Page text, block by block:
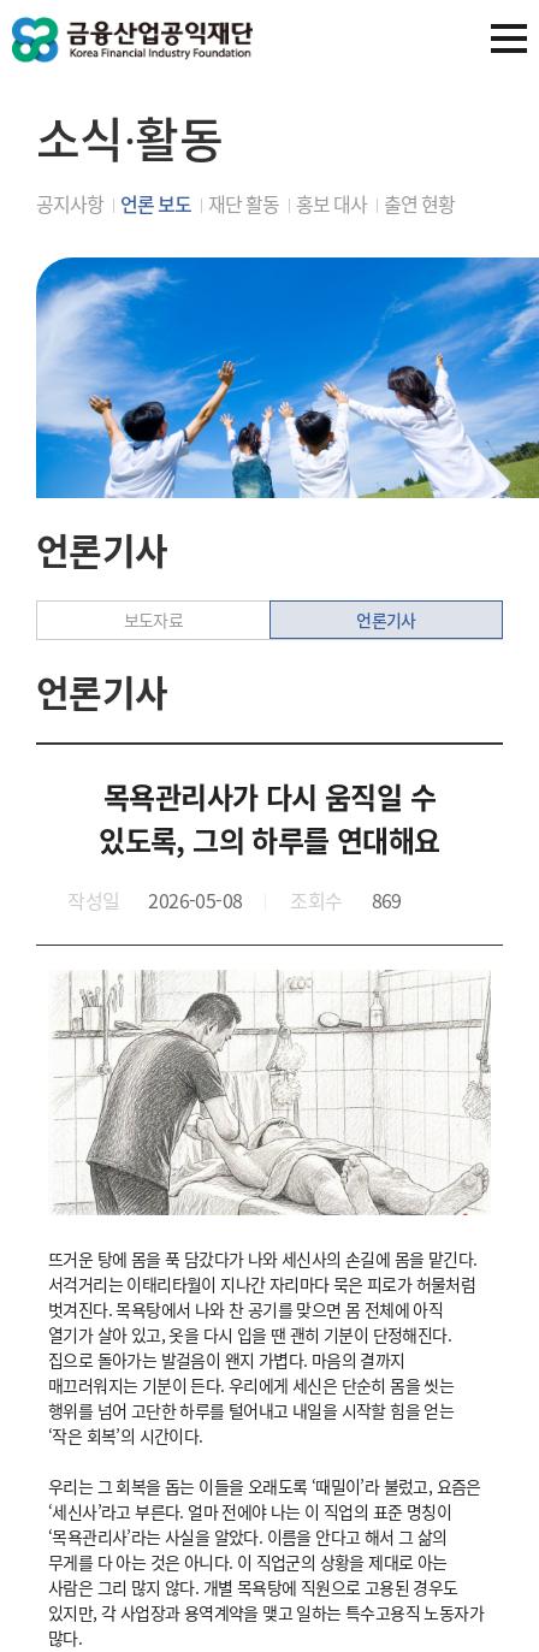
소식∙활동
공지사항 언론 보도 재단 활동 홍보 대사 출연 현황
언론기사
보도자료 언론기사
언론기사
목욕관리사가 다시 움직일 수
있도록, 그의 하루를 연대해요
작성일 2026-05-08 조회수 869
뜨거운 탕에 몸을 푹 담갔다가 나와 세신사의 손길에 몸을 맡긴다.
서걱거리는 이태리타월이 지나간 자리마다 묵은 피로가 허물처럼
벗겨진다. 목욕탕에서 나와 찬 공기를 맞으면 몸 전체에 아직
열기가 살아 있고, 옷을 다시 입을 땐 괜히 기분이 단정해진다.
집으로 돌아가는 발걸음이 왠지 가볍다. 마음의 결까지
매끄러워지는 기분이 든다. 우리에게 세신은 단순히 몸을 씻는
행위를 넘어 고단한 하루를 털어내고 내일을 시작할 힘을 얻는
‘작은 회복’의 시간이다.
우리는 그 회복을 돕는 이들을 오래도록 ‘때밀이’라 불렀고, 요즘은
‘세신사’라고 부른다. 얼마 전에야 나는 이 직업의 표준 명칭이
‘목욕관리사’라는 사실을 알았다. 이름을 안다고 해서 그 삶의
무게를 다 아는 것은 아니다. 이 직업군의 상황을 제대로 아는
사람은 그리 많지 않다. 개별 목욕탕에 직원으로 고용된 경우도
있지만, 각 사업장과 용역계약을 맺고 일하는 특수고용직 노동자가
많다.